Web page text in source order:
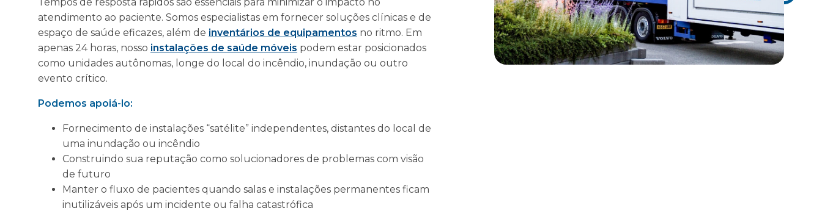
atendimento ao paciente. Somos especialistas em fornecer soluções clínicas e de
espaço de saúde eficazes, além de inventários de equipamentos no ritmo. Em
apenas 24 horas, nosso instalações de saúde móveis podem estar posicionados
como unidades autônomas, longe do local do incêndio, inundação ou outro
evento crítico.
Podemos apoiá-lo:
Fornecimento de instalações “satélite” independentes, distantes do local de
uma inundação ou incêndio
Construindo sua reputação como solucionadores de problemas com visão
de futuro
Manter o fluxo de pacientes quando salas e instalações permanentes ficam
inutilizáveis após um incidente ou falha catastrófica